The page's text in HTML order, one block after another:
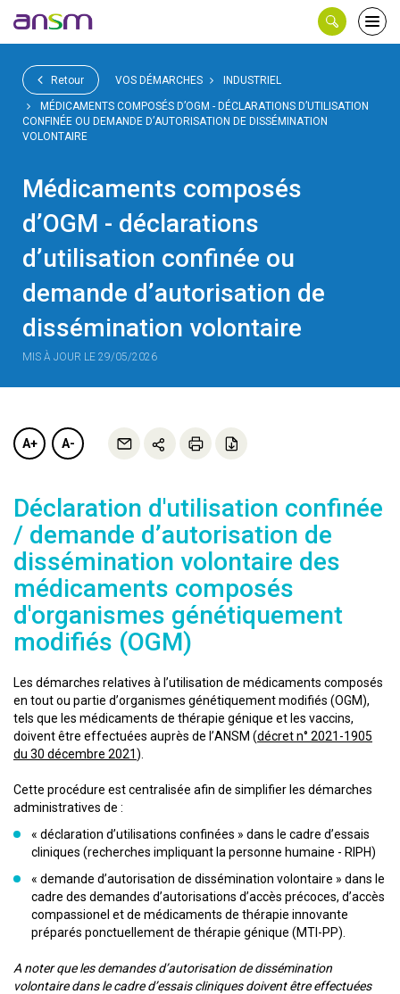
le
Retour VOS DÉMARCHES INDUSTRIEL
MÉDICAMENTS COMPOSÉS D’OGM - DÉCLARATIONS D’UTILISATION
CONFINÉE OU DEMANDE D’AUTORISATION DE DISSÉMINATION
VOLONTAIRE
Médicaments composés
d’OGM - déclarations
d’utilisation confinée ou
demande d’autorisation de
dissémination volontaire
MIS À JOUR LE 29/05/2026
A+ A-
Déclaration d'utilisation confinée
/ demande d’autorisation de
dissémination volontaire des
médicaments composés
d'organismes génétiquement
modifiés (OGM)
Les démarches relatives à l’utilisation de médicaments composés
en tout ou partie d’organismes génétiquement modifiés (OGM),
tels que les médicaments de thérapie génique et les vaccins,
doivent être effectuées auprès de l’ANSM (décret n° 2021-1905
du 30 décembre 2021).
Cette procédure est centralisée afin de simplifier les démarches
administratives de :
« déclaration d’utilisations confinées » dans le cadre d’essais
cliniques (recherches impliquant la personne humaine - RIPH)
« demande d’autorisation de dissémination volontaire » dans le
cadre des demandes d’autorisations d’accès précoces, d’accès
compassionel et de médicaments de thérapie innovante
préparés ponctuellement de thérapie génique (MTI-PP).
A noter que les demandes d’autorisation de dissémination
volontaire dans le cadre d’essais cliniques doivent être effectuées